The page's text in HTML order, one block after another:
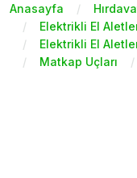
Anasayfa
Elektrikli El
Elektrikli El
Matkap Uçları